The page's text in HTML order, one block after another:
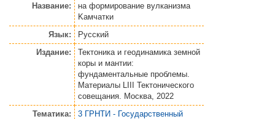
Название:
на формирование вулканизма
Kамчатки
Язык:
Русский
Издание:
Тектоника и геодинамика земной
коры и мантии:
фундаментальные проблемы.
Материалы LIII Тектонического
совещания. Москва, 2022
Тематика:
3 ГРНТИ - Государственный